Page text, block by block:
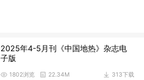
2025年4-5月刊《中国地热》杂志电
子版
313下载
1802浏览 22.34M